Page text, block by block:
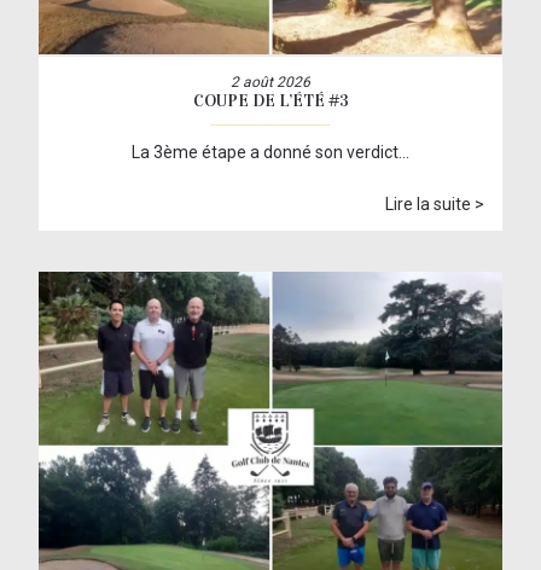
2 août 2026
COUPE DE L’ÉTÉ #3
La 3ème étape a donné son verdict…
Lire la suite >